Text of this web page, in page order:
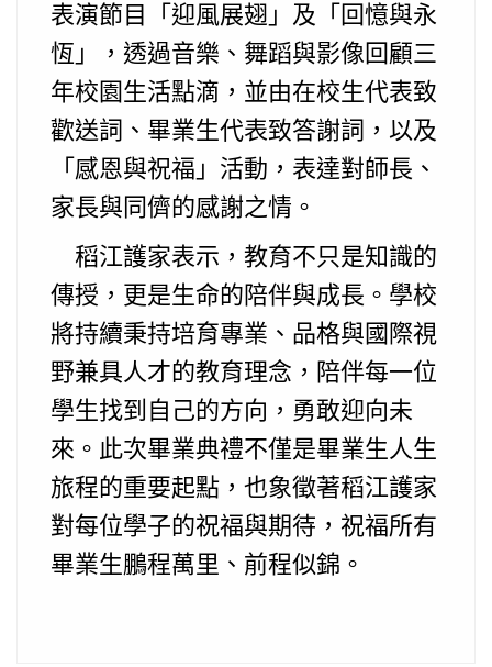
表演節目「迎風展翅」及「回憶與永
恆」，透過音樂、舞蹈與影像回顧三
年校園生活點滴，並由在校生代表致
歡送詞、畢業生代表致答謝詞，以及
「感恩與祝福」活動，表達對師長、
家長與同儕的感謝之情。
稻江護家表示，教育不只是知識的
傳授，更是生命的陪伴與成長。學校
將持續秉持培育專業、品格與國際視
野兼具人才的教育理念，陪伴每一位
學生找到自己的方向，勇敢迎向未
來。此次畢業典禮不僅是畢業生人生
旅程的重要起點，也象徵著稻江護家
對每位學子的祝福與期待，祝福所有
畢業生鵬程萬里、前程似錦。